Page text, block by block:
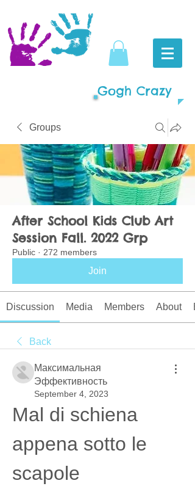
Gogh Crazy
Groups
After School Kids Club Art
Session Fall. 2022 Grp
Public · 272 members
Join
Discussion Media Members About
Back
Максимальная
Эффективность
September 4, 2023
Mal di schiena
appena sotto le
scapole